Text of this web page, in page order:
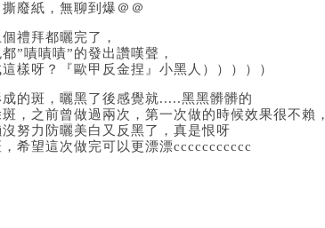
廢紙，無聊到爆＠＠
禮拜都曬完了，
”嘖嘖嘖”的發出讚嘆聲，
樣呀？『歐甲反金捏』小黑人）））））
的斑，曬黑了後感覺就.....黑黑髒髒的
，之前曾做過兩次，第一次做的時候效果很不賴，
努力防曬美白又反黑了，真是恨呀
希望這次做完可以更漂漂ccccccccccc